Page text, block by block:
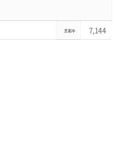
7,144